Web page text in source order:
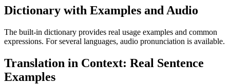
Dictionary with Examples and Audio
The built-in dictionary provides real usage examples and common
expressions. For several languages, audio pronunciation is available.
Translation in Context: Real Sentence
Examples